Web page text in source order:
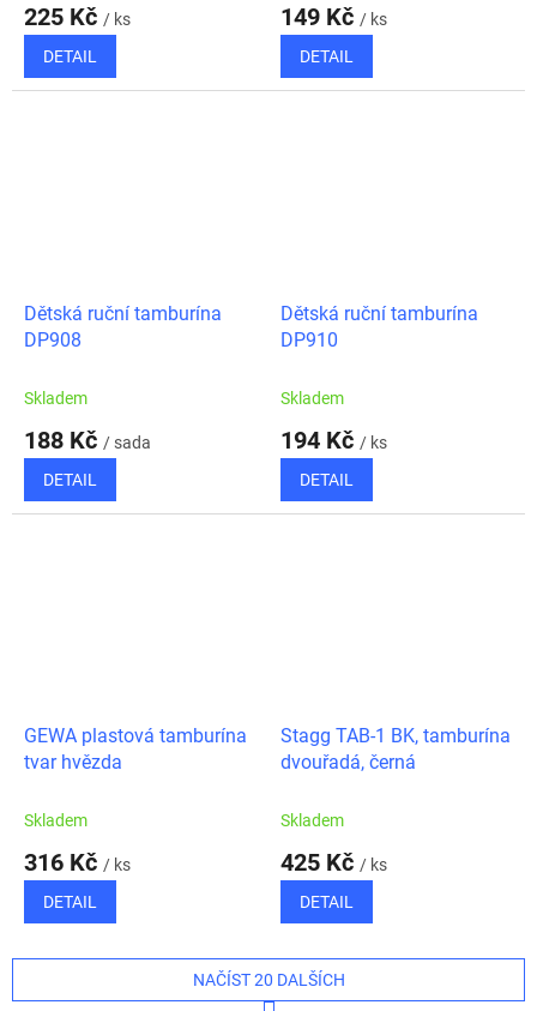
225 Kč / ks
DETAIL
149 Kč / ks
DETAIL
Dětská ruční tamburína
DP908
Skladem
188 Kč / sada
DETAIL
Dětská ruční tamburína
DP910
Skladem
194 Kč / ks
DETAIL
GEWA plastová tamburína
tvar hvězda
Skladem
316 Kč / ks
DETAIL
Stagg TAB-1 BK, tamburína
dvouřadá, černá
Skladem
425 Kč / ks
DETAIL
NAČÍST 20 DALŠÍCH